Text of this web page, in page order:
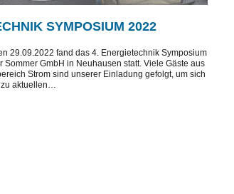
SYMPOSIUM 2022
29.09.2022 fand das 4. Energietechnik Symposium
Sommer GmbH in Neuhausen statt. Viele Gäste aus
Strom sind unserer Einladung gefolgt, um sich
zu aktuellen…